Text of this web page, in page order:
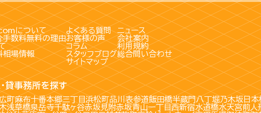
について
手数料無料の理由
相場情報
よくある質問
お客様の声
コラム
スタッフブログ
サイトマップ
ニュース
会社案内
利用規約
総合問い合わせ
貸事務所を探す
町麻布十番本郷三丁目浜松町品川表参道飯田橋半蔵門八丁堀乃木坂日本
浅草橋泉岳寺千駄ヶ谷赤坂見附赤坂青山一丁目 西新宿水道橋水天宮前 人